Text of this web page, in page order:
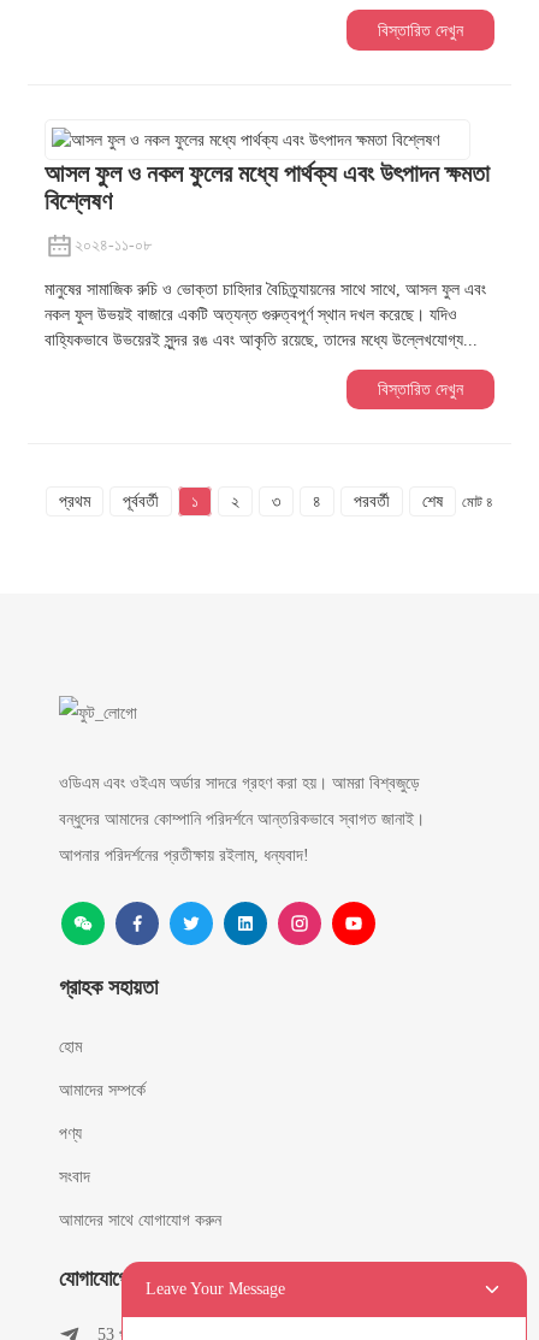
বিস্তারিত দেখুন
আসল ফুল ও নকল ফুলের মধ্যে পার্থক্য এবং উৎপাদন ক্ষমতা
বিশ্লেষণ
২০২৪-১১-০৮
মানুষের সামাজিক রুচি ও ভোক্তা চাহিদার বৈচিত্র্যায়নের সাথে সাথে, আসল ফুল এবং
নকল ফুল উভয়ই বাজারে একটি অত্যন্ত গুরুত্বপূর্ণ স্থান দখল করেছে। যদিও
বাহ্যিকভাবে উভয়েরই সুন্দর রঙ এবং আকৃতি রয়েছে, তাদের মধ্যে উল্লেখযোগ্য...
বিস্তারিত দেখুন
প্রথম পূর্ববর্তী ১ ২ ৩ ৪ পরবর্তী শেষ মোট ৪
ওডিএম এবং ওইএম অর্ডার সাদরে গ্রহণ করা হয়। আমরা বিশ্বজুড়ে
বন্ধুদের আমাদের কোম্পানি পরিদর্শনে আন্তরিকভাবে স্বাগত জানাই।
আপনার পরিদর্শনের প্রতীক্ষায় রইলাম, ধন্যবাদ!
গ্রাহক সহায়তা
হোম
আমাদের সম্পর্কে
পণ্য
সংবাদ
আমাদের সাথে যোগাযোগ করুন
যোগাযোগের তথ্য
53 পূর্ব চুনফেং রোড, তিলুকেং গ্রাম, কিশি টাউন, ডংগুয়ান, গুয়াংডং,
Leave Your Message